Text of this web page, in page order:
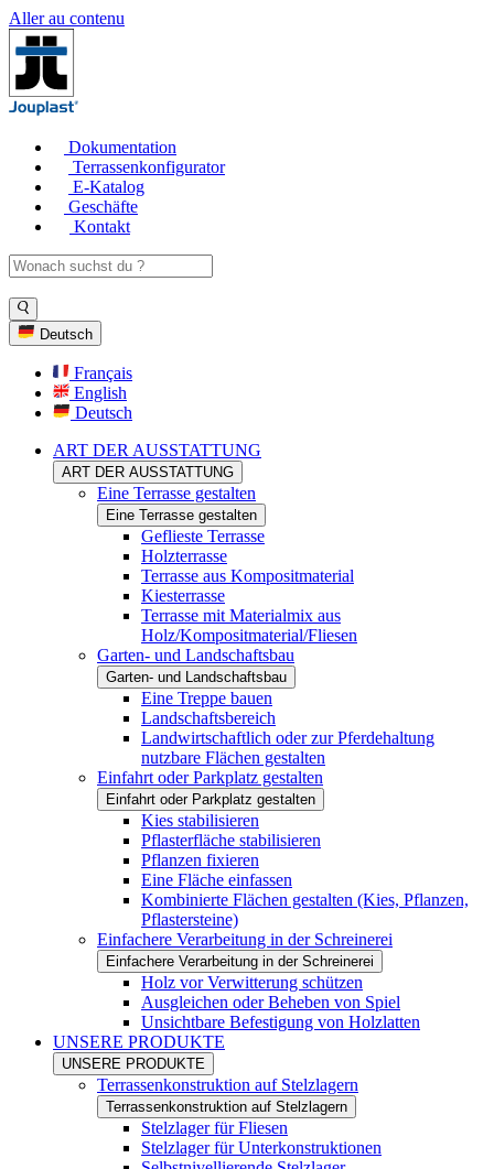
Aller au contenu
Dokumentation
Terrassenkonfigurator
E-Katalog
Geschäfte
Kontakt
Deutsch
Français
English
Deutsch
ART DER AUSSTATTUNG
ART DER AUSSTATTUNG
Eine Terrasse gestalten
Eine Terrasse gestalten
Geflieste Terrasse
Holzterrasse
Terrasse aus Kompositmaterial
Kiesterrasse
Terrasse mit Materialmix aus
Holz/Kompositmaterial/Fliesen
Garten- und Landschaftsbau
Garten- und Landschaftsbau
Eine Treppe bauen
Landschaftsbereich
Landwirtschaftlich oder zur Pferdehaltung
nutzbare Flächen gestalten
Einfahrt oder Parkplatz gestalten
Einfahrt oder Parkplatz gestalten
Kies stabilisieren
Pflasterfläche stabilisieren
Pflanzen fixieren
Eine Fläche einfassen
Kombinierte Flächen gestalten (Kies, Pflanzen,
Pflastersteine)
Einfachere Verarbeitung in der Schreinerei
Einfachere Verarbeitung in der Schreinerei
Holz vor Verwitterung schützen
Ausgleichen oder Beheben von Spiel
Unsichtbare Befestigung von Holzlatten
UNSERE PRODUKTE
UNSERE PRODUKTE
Terrassenkonstruktion auf Stelzlagern
Terrassenkonstruktion auf Stelzlagern
Stelzlager für Fliesen
Stelzlager für Unterkonstruktionen